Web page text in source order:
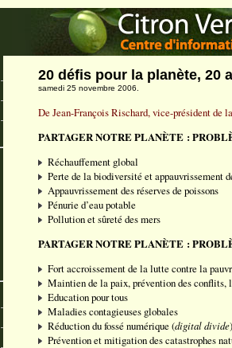
20 défis pour la planète, 20
samedi 25 novembre 2006.
De Jean-François Rischard, vice-président de
PARTAGER NOTRE PLANÈTE :
Réchauffement global
Perte de la biodiversité et appauvrissement
Appauvrissement des réserves de poissons
Pénurie d’eau potable
Pollution et sûreté des mers
PARTAGER NOTRE PLANÈTE :
Fort accroissement de la lutte contre la
Maintien de la paix, prévention des conflits,
Education pour tous
Maladies contagieuses globales
Réduction du fossé numérique (digital divide)
Prévention et mitigation des catastrophes